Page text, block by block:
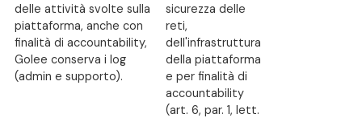
delle attività svolte sulla
piattaforma, anche con
finalità di accountability,
Golee conserva i log
(admin e supporto).
sicurezza delle
reti,
dell'infrastruttura
della piattaforma
e per finalità di
accountability
(art. 6, par. 1, lett.